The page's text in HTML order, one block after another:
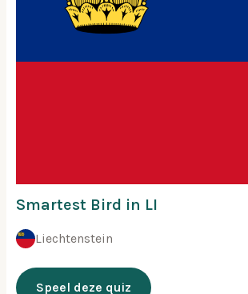
Smartest Bird in LI
Liechtenstein
Speel deze quiz